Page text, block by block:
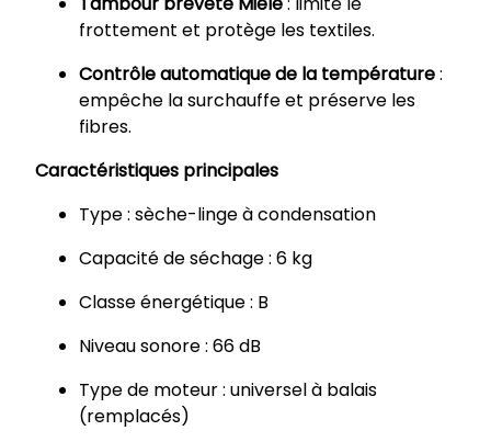
frottement et protège les textiles.
Contrôle automatique de la température:
empêche la surchauffe et préserve les
fibres.
Caractéristiques principales
Type : sèche-linge à condensation
Capacité de séchage : 6 kg
Classe énergétique : B
Niveau sonore : 66 dB
Type de moteur : universel à balais
(remplacés)